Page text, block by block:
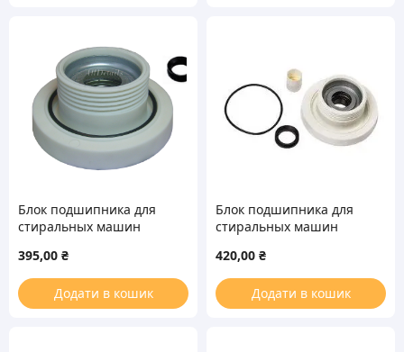
Блок подшипника для
стиральных машин
395,00 ₴
Додати в кошик
Блок подшипника для
стиральных машин
420,00 ₴
Додати в кошик